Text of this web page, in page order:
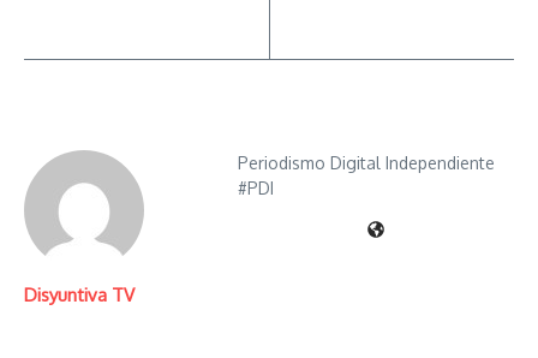
Disyuntiva TV
Periodismo Digital Independiente
#PDI